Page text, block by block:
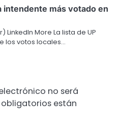
intendente más votado en
LinkedIn More La lista de UP
los votos locales…
no será
están